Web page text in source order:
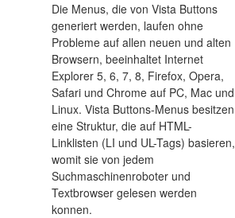
Die Menus, die von Vista Buttons
generiert werden, laufen ohne
Probleme auf allen neuen und alten
Browsern, beeinhaltet Internet
Explorer 5, 6, 7, 8, Firefox, Opera,
Safari und Chrome auf PC, Mac und
Linux. Vista Buttons-Menus besitzen
eine Struktur, die auf HTML-
Linklisten (LI und UL-Tags) basieren,
womit sie von jedem
Suchmaschinenroboter und
Textbrowser gelesen werden
konnen.